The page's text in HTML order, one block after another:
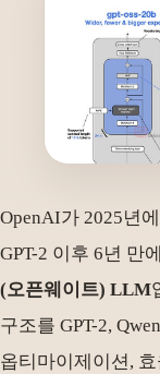
OpenAI가 2025년
GPT-2 이후 6년 만
(오픈웨이트) LLM
구조를 GPT-2,
옵티마이제이션,